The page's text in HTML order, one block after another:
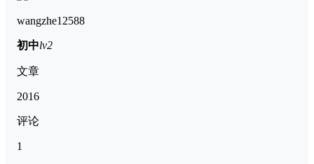
wangzhe12588
初中lv2
文章
2016
评论
1